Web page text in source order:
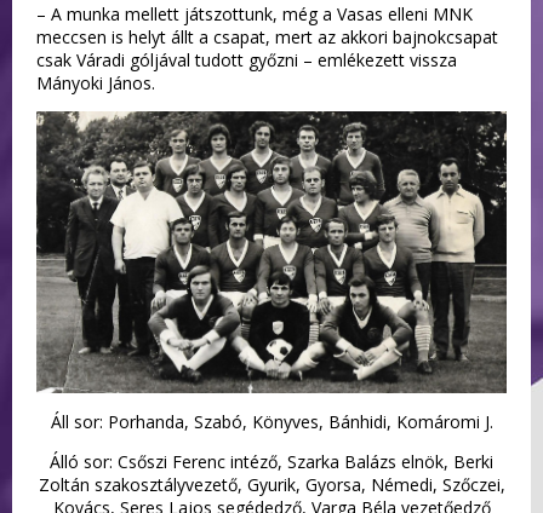
– A munka mellett játszottunk, még a Vasas elleni MNK
meccsen is helyt állt a csapat, mert az akkori bajnokcsapat
csak Váradi góljával tudott győzni – emlékezett vissza
Mányoki János.
Áll sor: Porhanda, Szabó, Könyves, Bánhidi, Komáromi J.
Álló sor: Csőszi Ferenc intéző, Szarka Balázs elnök, Berki
Zoltán szakosztályvezető, Gyurik, Gyorsa, Némedi, Szőczei,
Kovács, Seres Lajos segédedző, Varga Béla vezetőedző